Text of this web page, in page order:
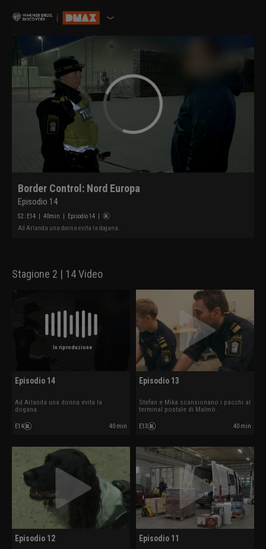
Border Control: Nord Europa
Episodio 14
S2 : E14 | 40min | Episodio 14 |
Ad Arlanda una donna evita la dogana.
Stagione 2 | 14 Video
In riproduzione
Episodio 14
Ad Arlanda una donna evita la
dogana.
E14 40 min
Episodio 13
Stefan e Mika scansionano i pacchi al
terminal postale di Malmö.
E13 40 min
Episodio 12 Episodio 11